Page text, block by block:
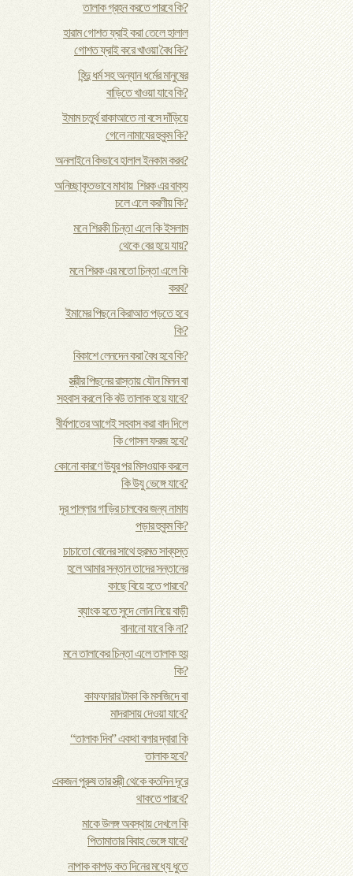
তালাক গ্রহন করতে পারবে কি?
হারাম গোশত ফ্রাই করা তেলে হালাল
গোশত ফ্রাই করে খাওয়া বৈধ কি?
হিন্দু ধর্ম সহ অন্যান ধর্মের মানুষের
বাড়িতে খাওয়া যাবে কি?
ইমাম চতুর্থ রাকাআতে না বসে দাঁড়িয়ে
গেলে নামাযের হুকুম কি?
অনলাইনে কিভাবে হালাল ইনকাম করব?
অনিচ্ছাকৃতভাবে মাথায় শিরক এর বাক্য
চলে এলে করণীয় কি?
মনে শিরকী চিন্তা এলে কি ইসলাম
থেকে বের হয়ে যায়?
মনে শিরক এর মতো চিন্তা এলে কি
করব?
ইমামের পিছনে কিরাআত পড়তে হবে
কি?
বিকাশে লেনদেন করা বৈধ হবে কি?
স্ত্রীর পিছনের রাস্তায় যৌন মিলন বা
সহবাস করলে কি বউ তালাক হয়ে যাবে?
বীর্যপাতের আগেই সহবাস করা বাদ দিলে
কি গোসল ফরজ হবে?
কোনো কারণে উযুর পর মিসওয়াক করলে
কি উযু ভেঙ্গে যাবে?
দূর পাল্লার গাড়ির চালকের জন্য নামায
পড়ার হুকুম কি?
চাচাতো বোনের সাথে হুরমত সাব্যস্ত
হলে আমার সন্তান তাদের সন্তানের
কাছে বিয়ে হতে পারবে?
ব্যাংক হতে সুদে লোন নিয়ে বাড়ী
বানানো যাবে কি না?
মনে তালাকের চিন্তা এলে তালাক হয়
কি?
কাফফারার টাকা কি মসজিদে বা
মাদরাসায় দেওয়া যাবে?
“তালাক দিব” একথা বলার দ্বারা কি
তালাক হবে?
একজন পুরুষ তার স্ত্রী থেকে কতদিন দূরে
থাকতে পারবে?
মাকে উলঙ্গ অবস্থায় দেখলে কি
পিতামাতার বিবাহ ভেঙ্গে যাবে?
নাপাক কাপড় কত দিনের মধ্যে ধুতে